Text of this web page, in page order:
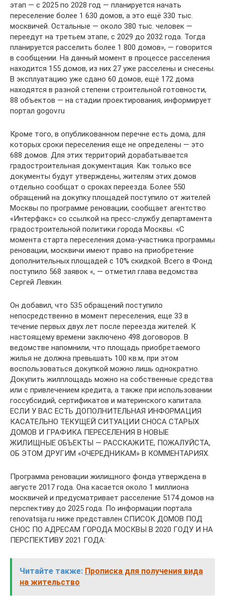
этап — с 2025 по 2028 год — планируется начать
переселение более 1 630 домов, а это ещё 330 тыс.
москвичей. Остальные — около 380 тыс. человек —
переедут на третьем этапе, с 2029 до 2032 года. Тогда
планируется расселить более 1 800 домов», — говорится
в сообщении. На данный момент в процессе расселения
находится 155 домов, из них 27 уже расселены и снесены.
В эксплуатацию уже сдано 60 домов, ещё 172 дома
находятся в разной степени строительной готовности,
88 объектов — на стадии проектирования, информирует
портал gogov.ru
Кроме того, в опубликованном перечне есть дома, для
которых сроки переселения еще не определены — это
688 домов. Для этих территорий дорабатывается
градостроительная документация. Как только все
документы будут утверждены, жителям этих домов
отдельно сообщат о сроках переезда. Более 550
обращений на докупку площадей поступило от жителей
Москвы по программе реновации, сообщает агентство
«Интерфакс» со ссылкой на пресс-службу департамента
градостроительной политики города Москвы. «С
момента старта переселения дома-участника программы
реновации, москвичи имеют право на приобретение
дополнительных площадей с 10% скидкой. Всего в Фонд
поступило 568 заявок «, — отметил глава ведомства
Сергей Левкин.
Он добавил, что 535 обращений поступило
непосредственно в момент переселения, еще 33 в
течение первых двух лет после переезда жителей. К
настоящему времени заключено 498 договоров. В
ведомстве напомнили, что площадь приобретаемого
жилья не должна превышать 100 кв.м, при этом
воспользоваться докупкой можно лишь однократно.
Докупить жилплощадь можно на собственные средства
или с привлечением кредита, а также при использовании
госсубсидий, сертификатов и материнского капитала.
ЕСЛИ У ВАС ЕСТЬ ДОПОЛНИТЕЛЬНАЯ ИНФОРМАЦИЯ
КАСАТЕЛЬНО ТЕКУЩЕЙ СИТУАЦИИ СНОСА СТАРЫХ
ДОМОВ И ГРАФИКА ПЕРЕСЕЛЕНИЯ В НОВЫЕ
ЖИЛИЩНЫЕ ОБЪЕКТЫ — РАССКАЖИТЕ, ПОЖАЛУЙСТА,
ОБ ЭТОМ ДРУГИМ «ОЧЕРЕДНИКАМ» В КОММЕНТАРИЯХ.
Программа реновации жилищного фонда утверждена в
августе 2017 года. Она касается около 1 миллиона
москвичей и предусматривает расселение 5174 домов на
перспективу до 2025 года. По информации портала
renovatsija.ru ниже представлен СПИСОК ДОМОВ ПОД
СНОС ПО АДРЕСАМ ГОРОДА МОСКВЫ В 2020 ГОДУ И НА
ПЕРСПЕКТИВУ 2021 ГОДА:
Читайте также: Прописка для получения вида
на жительство